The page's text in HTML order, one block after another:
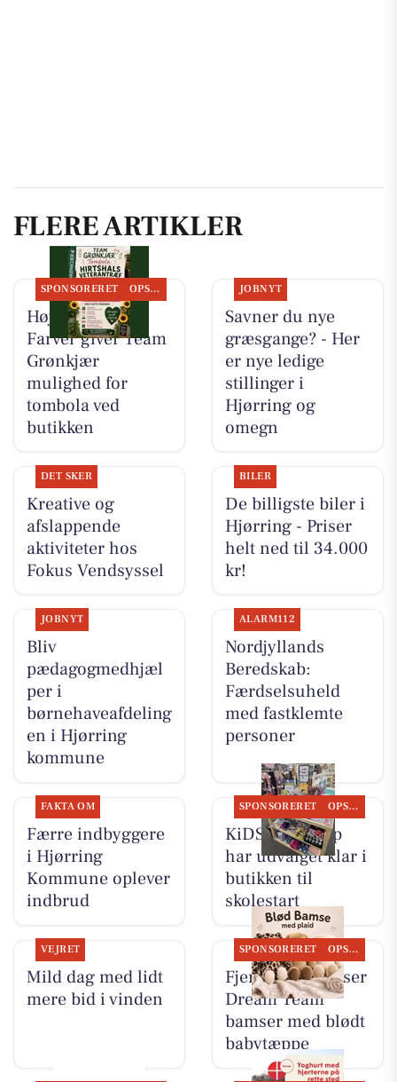
FLERE ARTIKLER
SPONSORERET OPSLAGSTAVLEN
Høj Data/Høj
Farver giver Team
Grønkjær
mulighed for
tombola ved
butikken
JOBNYT
Savner du nye
græsgange? - Her
er nye ledige
stillinger i
Hjørring og
omegn
DET SKER
Kreative og
afslappende
aktiviteter hos
Fokus Vendsyssel
BILER
De billigste biler i
Hjørring - Priser
helt ned til 34.000
kr!
JOBNYT
Bliv
pædagogmedhjæl
per i
børnehaveafdeling
en i Hjørring
kommune
ALARM112
Nordjyllands
Beredskab:
Færdselsuheld
med fastklemte
personer
FAKTA OM
Færre indbyggere
i Hjørring
Kommune oplever
indbrud
SPONSORERET OPSLAGSTAVLEN
KiDS Coolshop
har udvalget klar i
butikken til
skolestart
VEJRET
Mild dag med lidt
mere bid i vinden
SPONSORERET OPSLAGSTAVLEN
Fjerrenseriet viser
Dream Team
bamser med blødt
babytæppe